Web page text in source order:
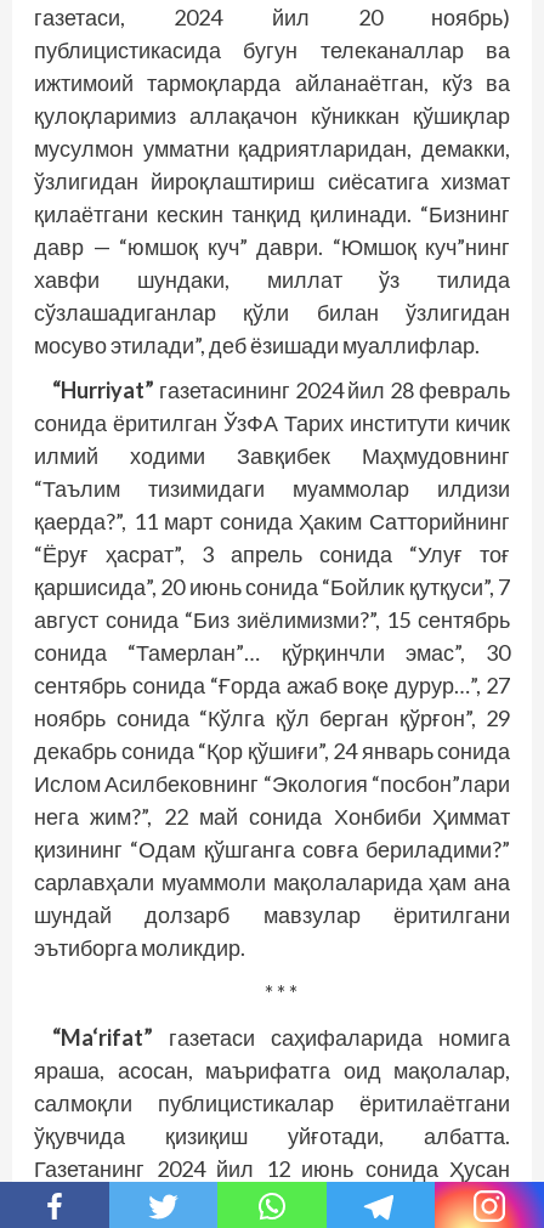
газетаси, 2024 йил 20 ноябрь)
публицистикасида бугун телеканаллар ва
ижтимоий тармоқларда айланаётган, кўз ва
қулоқларимиз аллақачон кўниккан қўшиқлар
мусулмон умматни қадриятларидан, демакки,
ўзлигидан йироқлаштириш сиёсатига хизмат
қилаётгани кескин танқид қилинади. “Бизнинг
давр — “юмшоқ куч” даври. “Юмшоқ куч”нинг
хавфи шундаки, миллат ўз тилида
сўзлашадиганлар қўли билан ўзлигидан
мосуво этилади”, деб ёзишади муаллифлар.
“Hurriyat” газетасининг 2024 йил 28 февраль
сонида ёритилган ЎзФА Тарих институти кичик
илмий ходими Завқибек Маҳмудовнинг
“Таълим тизимидаги муаммолар илдизи
қаерда?”, 11 март сонида Ҳаким Сатторийнинг
“Ёруғ ҳасрат”, 3 апрель сонида “Улуғ тоғ
қаршисида”, 20 июнь сонида “Бойлик қутқуси”, 7
август сонида “Биз зиёлимизми?”, 15 сентябрь
сонида “Тамерлан”… қўрқинчли эмас”, 30
сентябрь сонида “Ғорда ажаб воқе дурур…”, 27
ноябрь сонида “Кўлга қўл берган қўрғон”, 29
декабрь сонида “Қор қўшиғи”, 24 январь сонида
Ислом Асилбековнинг “Экология “посбон”лари
нега жим?”, 22 май сонида Хонбиби Ҳиммат
қизининг “Одам қўшганга совға бериладими?”
сарлавҳали муаммоли мақолаларида ҳам ана
шундай долзарб мавзулар ёритилгани
эътиборга моликдир.
* * *
“Ma‘rifat” газетаси саҳифаларида номига
яраша, асосан, маърифатга оид мақолалар,
салмоқли публицистикалар ёритилаётгани
ўқувчида қизиқиш уйғотади, албатта.
Газетанинг 2024 йил 12 июнь сонида Ҳусан
Карвонлининг “Бобурни йиғлатган қовун